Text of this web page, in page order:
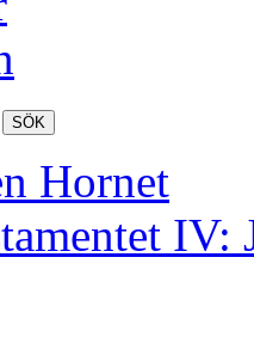
SÖK
Hornet
IV: